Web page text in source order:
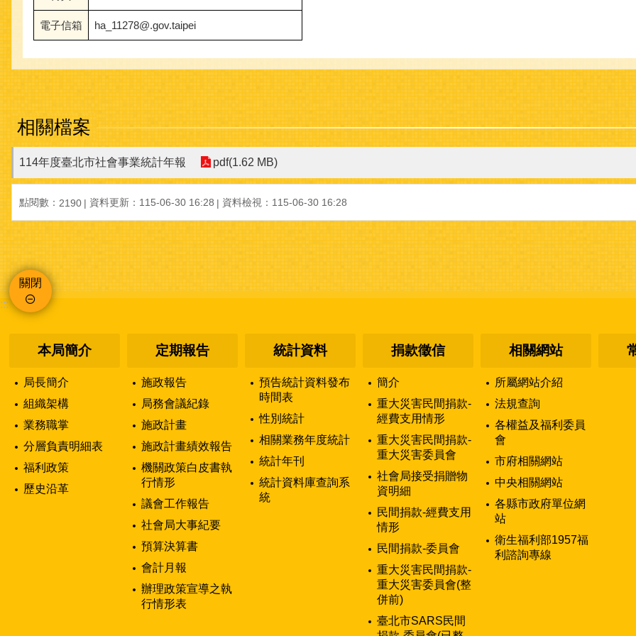
電子信箱 ha_11278@.gov.taipei
相關檔案
114年度臺北市社會事業統計年報 pdf(1.62 MB)
點閱數： 2190 資料更新： 115-06-30 16:28 資料檢視： 115-06-30 16:28
關閉
:::
本局簡介
局長簡介
組織架構
業務職掌
分層負責明細表
福利政策
歷史沿革
定期報告
施政報告
局務會議紀錄
施政計畫
施政計畫績效報告
機關政策白皮書執
行情形
議會工作報告
社會局大事紀要
預算決算書
會計月報
辦理政策宣導之執
行情形表
統計資料
預告統計資料發布
時間表
性別統計
相關業務年度統計
統計年刊
統計資料庫查詢系
統
捐款徵信
簡介
重大災害民間捐款-
經費支用情形
重大災害民間捐款-
重大災害委員會
社會局接受捐贈物
資明細
民間捐款-經費支用
情形
民間捐款-委員會
重大災害民間捐款-
重大災害委員會(整
併前)
臺北市SARS民間
相關網站
所屬網站介紹
法規查詢
各權益及福利委員
會
市府相關網站
中央相關網站
各縣市政府單位網
站
衛生福利部1957福
利諮詢專線